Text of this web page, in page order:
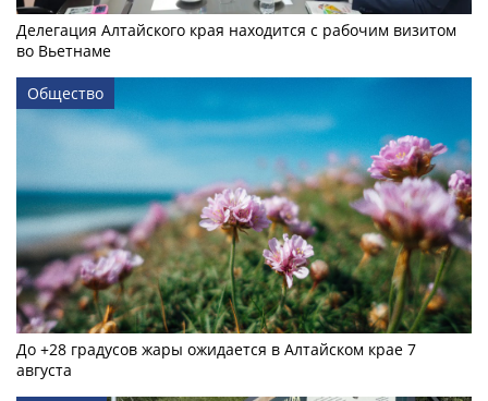
Делегация Алтайского края находится с рабочим визитом
во Вьетнаме
Общество
До +28 градусов жары ожидается в Алтайском крае 7
августа